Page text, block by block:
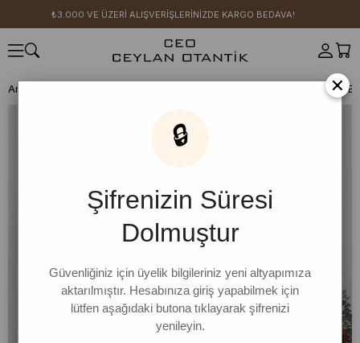
₺3.000 VE ÜZERİ ALIŞVERİŞLERİNİZDE KARGO BEDAVA!
Anasayfa Mavi Süprem Basic
×
🔒
Şifrenizin Süresi
Dolmuştur
Güvenliğiniz için üyelik bilgileriniz yeni altyapımıza
aktarılmıştır. Hesabınıza giriş yapabilmek için
lütfen aşağıdaki butona tıklayarak şifrenizi
yenileyin.